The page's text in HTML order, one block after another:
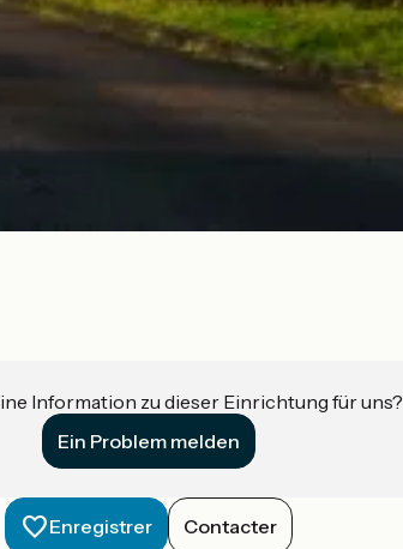
Information zu dieser Einrichtung für uns?
Ein Problem melden
Enregistrer Contacter